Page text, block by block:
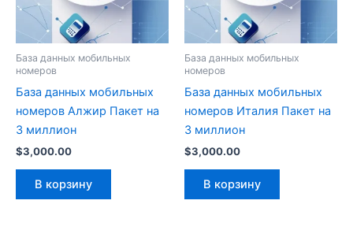
База данных мобильных
номеров
База данных мобильных
номеров Алжир Пакет на
3 миллион
$3,000.00
В корзину
База данных мобильных
номеров
База данных мобильных
номеров Италия Пакет на
3 миллион
$3,000.00
В корзину